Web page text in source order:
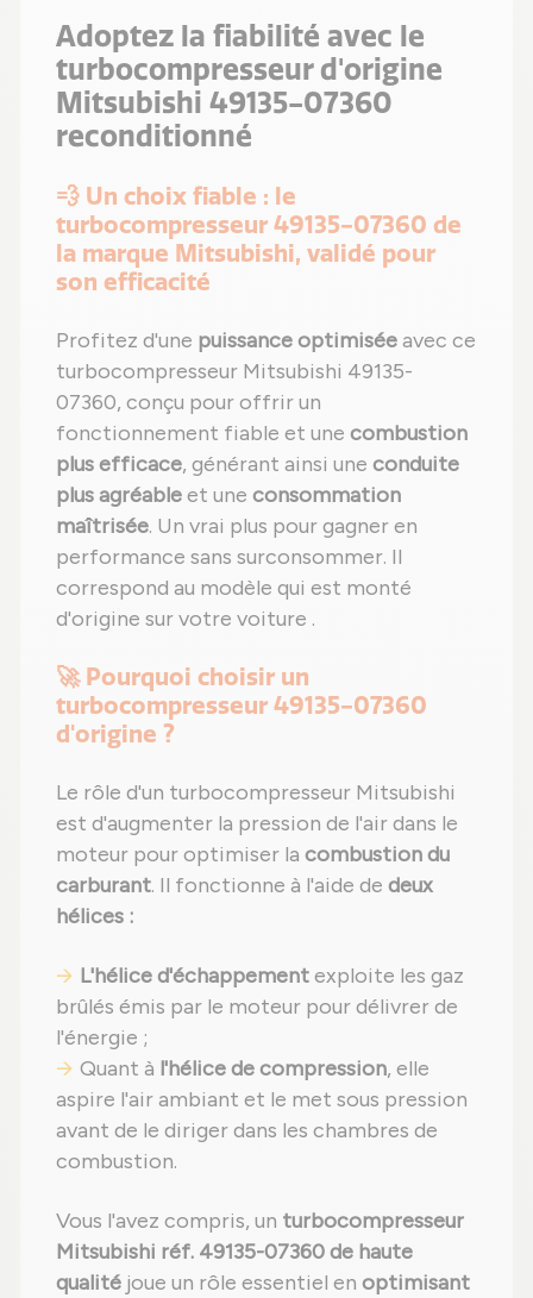
Adoptez la fiabilité avec le
turbocompresseur d'origine
Mitsubishi 49135-07360
reconditionné
💨 Un choix fiable : le
turbocompresseur 49135-07360 de
la marque Mitsubishi, validé pour
son efficacité
Profitez d'une puissance optimiséeavec ce
turbocompresseur Mitsubishi 49135-
07360, conçu pour offrir un
fonctionnement fiable et une combustion
plus efficace, générant ainsi une conduite
plus agréableet une consommation
maîtrisée. Un vrai plus pour gagner en
performance sans surconsommer. Il
correspond au modèle qui est monté
d'origine sur votre voiture .
🚀 Pourquoi choisir un
turbocompresseur 49135-07360
d'origine ?
Le rôle d'un turbocompresseur Mitsubishi
est d'augmenter la pression de l'air dans le
moteur pour optimiser la combustion du
carburant. Il fonctionne à l'aide de deux
hélices :
L'hélice d'échappementexploite les gaz
brûlés émis par le moteur pour délivrer de
l'énergie ;
Quant à l'hélice de compression, elle
aspire l'air ambiant et le met sous pression
avant de le diriger dans les chambres de
combustion.
Vous l'avez compris, un turbocompresseur
Mitsubishi réf. 49135-07360 de haute
qualité joue un rôle essentiel en optimisant